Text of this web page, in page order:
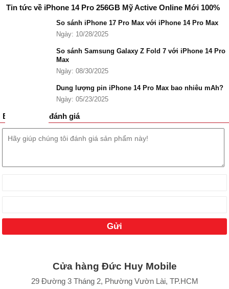
Tin tức về iPhone 14 Pro 256GB Mỹ Active Online Mới 100%
So sánh iPhone 17 Pro Max với iPhone 14 Pro Max
Ngày: 10/28/2025
So sánh Samsung Galaxy Z Fold 7 với iPhone 14 Pro
Max
Ngày: 08/30/2025
Dung lượng pin iPhone 14 Pro Max bao nhiêu mAh?
Ngày: 05/23/2025
Bình luận và đánh giá
Cửa hàng Đức Huy Mobile
29 Đường 3 Tháng 2, Phường Vườn Lài, TP.HCM